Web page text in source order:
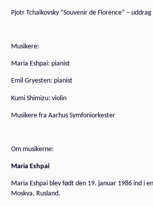
Pjotr Tchaikovsky “Souvenir de Florence” – uddrag
Musikere:
Maria Eshpai: pianist
Emil Gryesten: pianist
Kumi Shimizu: violin
Musikere fra Aarhus Symfoniorkester
Om musikerne:
Maria Eshpai
Maria Eshpai blev født den 19. januar 1986 ind i
Moskva, Rusland.